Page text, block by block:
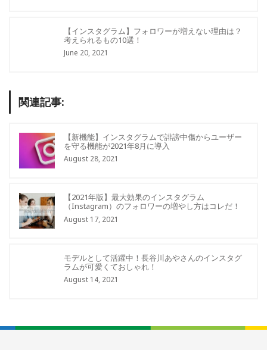
【インスタグラム】フォロワーが増えない理由は？
考えられるもの10選！
June 20, 2021
関連記事:
【新機能】インスタグラムで誹謗中傷からユーザー
を守る機能が2021年8月に導入
August 28, 2021
【2021年版】最大効果のインスタグラム
（Instagram）のフォロワーの増やし方はコレだ！
August 17, 2021
モデルとして活躍中！長谷川あやさんのインスタグ
ラムが可愛くておしゃれ！
August 14, 2021